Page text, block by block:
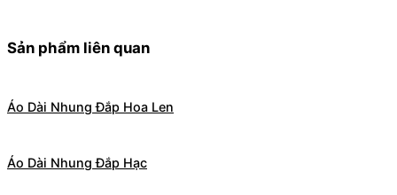
Sản phẩm liên quan
Áo Dài Nhung Đắp Hoa Len
Áo Dài Nhung Đắp Hạc